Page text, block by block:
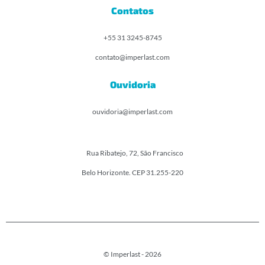
Contatos
+55 31 3245-8745
contato@imperlast.com
Ouvidoria
ouvidoria@imperlast.com
Rua Ribatejo, 72, São Francisco
Belo Horizonte. CEP 31.255-220
© Imperlast - 2026